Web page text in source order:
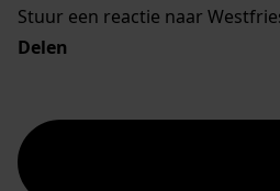
Stuur een reactie naar
Delen